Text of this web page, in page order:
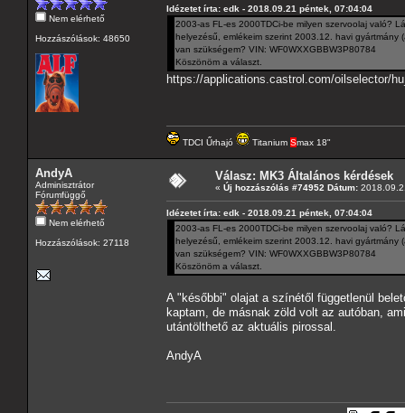
Nem elérhető
Hozzászólások: 48650
Idézetet írta: edk - 2018.09.21 péntek, 07:04:04
2003-as FL-es 2000TDCi-be milyen szervoolaj való?
helyezésű, emlékeim szerint 2003.12. havi gyártmány
van szükségem? VIN: WF0WXXGBBW3P80784
Köszönöm a választ.
https://applications.castrol.com/oilselector/
TDCI Űrhajó Titanium Smax 18"
AndyA
Adminisztrátor
Fórumfüggő
Nem elérhető
Hozzászólások: 27118
Válasz: MK3 Általános kérdések
« Új hozzászólás #74952 Dátum:
Idézetet írta: edk - 2018.09.21 péntek, 07:04:04
2003-as FL-es 2000TDCi-be milyen szervoolaj való?
helyezésű, emlékeim szerint 2003.12. havi gyártmány
van szükségem? VIN: WF0WXXGBBW3P80784
Köszönöm a választ.
A "későbbi" olajat a színétől függetlenül
kaptam, de másnak zöld volt az autóban,
utántölthető az aktuális pirossal.
AndyA